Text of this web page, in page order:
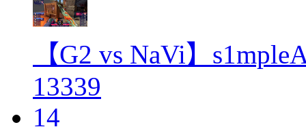
【G2 vs NaVi】
13339
14